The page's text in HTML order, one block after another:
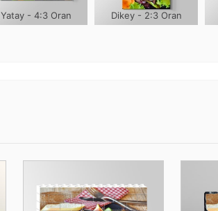
Yatay - 4:3 Oran Dikey - 2:3 Oran